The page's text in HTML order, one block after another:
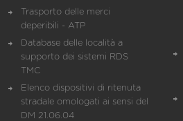
Trasporto delle merci
deperibili - ATP
Database delle località a
supporto dei sistemi RDS
TMC
Elenco dispositivi di ritenuta
stradale omologati ai sensi del
DM 21.06.04